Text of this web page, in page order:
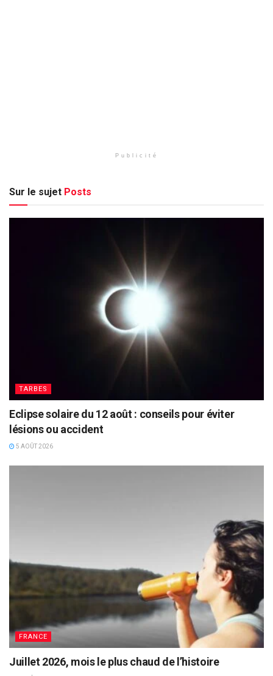
Publicité
Sur le sujet Posts
TARBES
Eclipse solaire du 12 août : conseils pour éviter
lésions ou accident
5 AOÛT 2026
FRANCE
Juillet 2026, mois le plus chaud de l’histoire